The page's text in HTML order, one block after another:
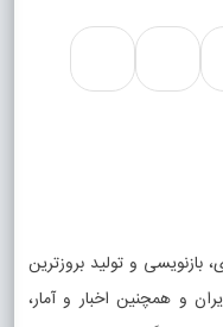
و تولید بروزترین
و همچنین اخبار و آمار،